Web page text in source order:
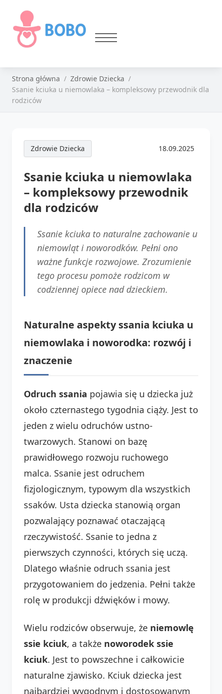
Strona główna
Zdrowie Dziecka
Ssanie kciuka u niemowlaka – kompleksowy przewodnik dla
rodziców
Zdrowie Dziecka 18.09.2025
Ssanie kciuka u niemowlaka
– kompleksowy przewodnik
dla rodziców
Ssanie kciuka to naturalne zachowanie u
niemowląt i noworodków. Pełni ono
ważne funkcje rozwojowe. Zrozumienie
tego procesu pomoże rodzicom w
codziennej opiece nad dzieckiem.
Naturalne aspekty ssania kciuka u
niemowlaka i noworodka: rozwój i
znaczenie
Odruch ssania pojawia się u dziecka już
około czternastego tygodnia ciąży. Jest to
jeden z wielu odruchów ustno-
twarzowych. Stanowi on bazę
prawidłowego rozwoju ruchowego
malca. Ssanie jest odruchem
fizjologicznym, typowym dla wszystkich
ssaków. Usta dziecka stanowią organ
pozwalający poznawać otaczającą
rzeczywistość. Ssanie to jedna z
pierwszych czynności, których się uczą.
Dlatego właśnie odruch ssania jest
przygotowaniem do jedzenia. Pełni także
rolę w produkcji dźwięków i mowy.
Wielu rodziców obserwuje, że niemowlę
ssie kciuk, a także noworodek ssie
kciuk. Jest to powszechne i całkowicie
naturalne zjawisko. Kciuk dziecka jest
najbardziej wygodnym i dostosowanym